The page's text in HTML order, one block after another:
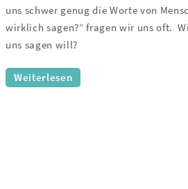
uns schwer genug die Worte von
wirklich sagen?“ fragen wir uns oft.
uns sagen will?
Weiterlesen